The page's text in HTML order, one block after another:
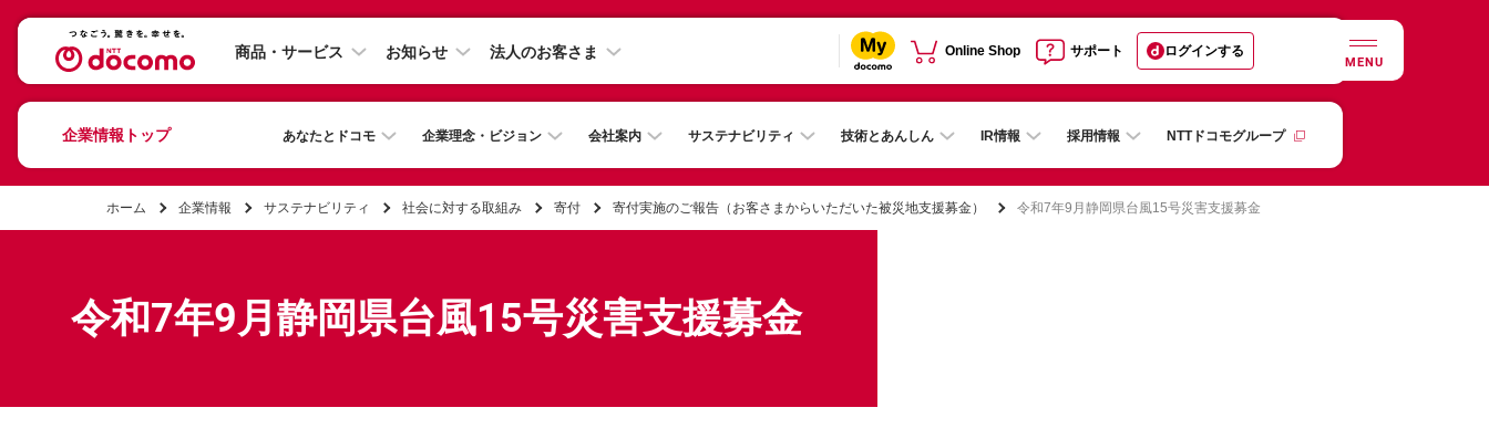
商品・サービス お知らせ 法人のお客さま Online Shop サポート ログインする
MENU
企業情報トップ あなたとドコモ 企業理念・ビジョン 会社案内 サステナビリティ 技術とあんしん IR情報 採用情報 NTTドコモグループ
ホーム 企業情報 サステナビリティ 社会に対する取組み 寄付 寄付実施のご報告（お客さまからいただいた被災地支援募金） 令和7年9月静岡県台風15号災害支援募金
令和7年9月静岡県台風15号災害支援募金